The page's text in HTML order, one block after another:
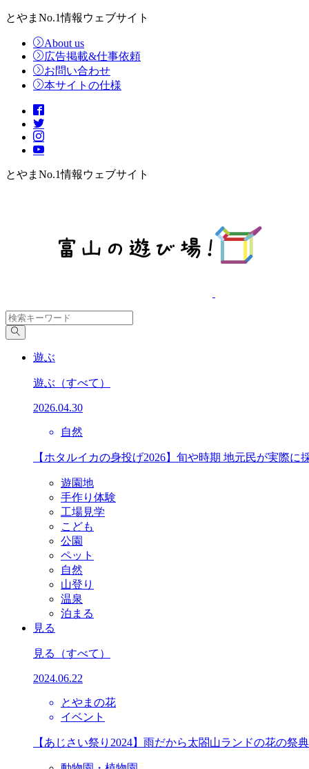
とやまNo.1情報ウェブサイト
About us
広告掲載&仕事依頼
お問い合わせ
本サイトの仕様
とやまNo.1情報ウェブサイト
遊ぶ
遊ぶ （すべて）
2026.04.30
自然
【ホタルイカの身投げ2026】旬や時期 地元民が実際に
遊園地
手作り体験
工場見学
こども
公園
ペット
自然
山登り
温泉
泊まる
見る
見る （すべて）
2024.06.22
とやまの花
イベント
【あじさい祭り2024】雨だから太閤山ランドの花の祭